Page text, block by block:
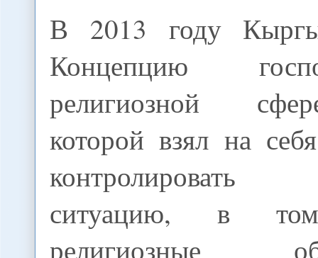
В 2013 году
Концепцию
религиозной
которой взял на себя
контролировать
ситуацию, в
религиозные